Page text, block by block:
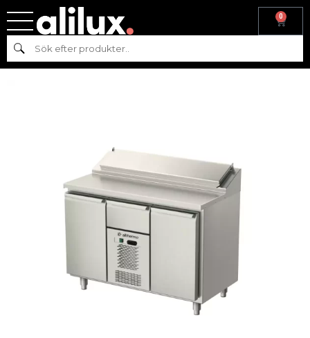
0
Sök
Hem
med dörrar och låda AT-MKB-1235-111-P